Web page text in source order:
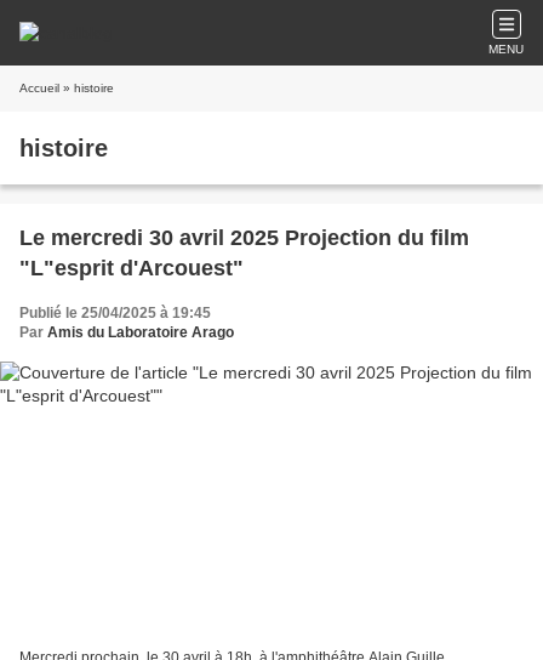
MENU
Accueil » histoire
histoire
Le mercredi 30 avril 2025 Projection du film
"L"esprit d'Arcouest"
Publié le 25/04/2025 à 19:45
Par Amis du Laboratoire Arago